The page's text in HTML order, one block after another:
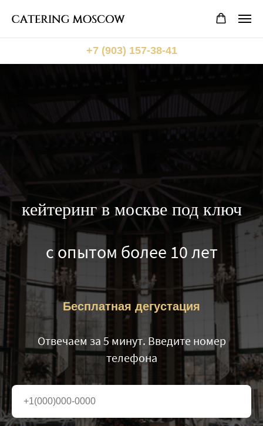
+7 (903) 157-38-41
кейтеринг в москве под ключ
с опытом более 10 лет
Бесплатная дегустация
Отвечаем за 5 минут. Введите номер
телефона